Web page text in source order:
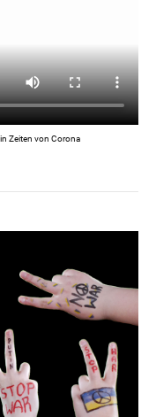
Zeiten von Corona